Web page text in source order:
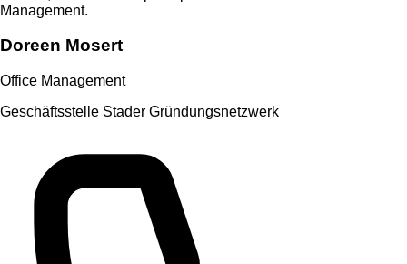
Management.
Doreen Mosert
Office Management
Geschäftsstelle Stader Gründungsnetzwerk